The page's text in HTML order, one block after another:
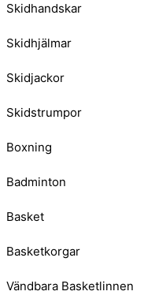
Skidhandskar
Skidhjälmar
Skidjackor
Skidstrumpor
Boxning
Badminton
Basket
Basketkorgar
Vändbara Basketlinnen